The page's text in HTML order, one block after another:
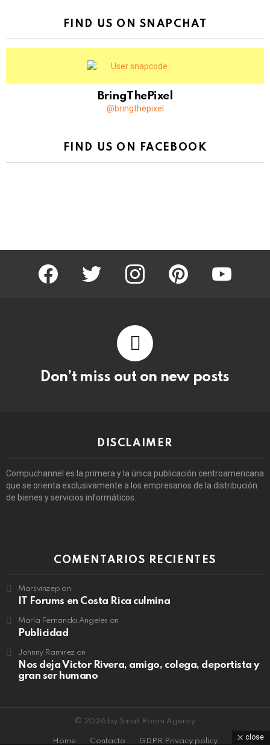
FIND US ON SNAPCHAT
BringThePixel
@bringthepixel
FIND US ON FACEBOOK
facebook twitter instagram pinterest youtube
Don’t miss out on new posts
DISCLAIMER
Compuchannel es la primera y la única publicación centroamericana
que se orienta exclusivamente a los empresarios de la distribución
de bienes y servicios informáticos.
COMENTARIOS RECIENTES
Marsvinzep on
IT Forums en Costa Rica culmina
María Fernanda Angeles on
Publicidad
Johnny Ramirezon
Nos deja Victor Rivera, amigo, colega, deportista y
gran ser humano
© 2026 by Small Room Agency
Home Contacto GDPR Privacy policy close